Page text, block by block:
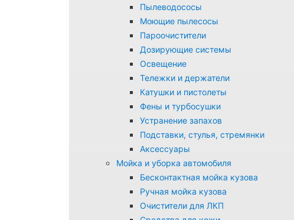
Пылеводососы
Моющие пылесосы
Пароочистители
Дозирующие системы
Освещение
Тележки и держатели
Катушки и пистолеты
Фены и турбосушки
Устранение запахов
Подставки, стулья, стремянки
Аксессуары
Мойка и уборка автомобиля
Бесконтактная мойка кузова
Ручная мойка кузова
Очистители для ЛКП